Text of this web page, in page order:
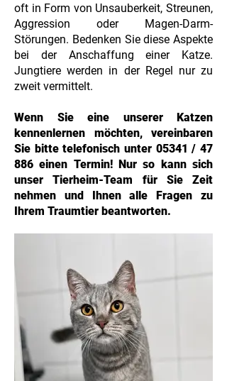
oft in Form von Unsauberkeit, Streunen,
Aggression oder Magen-Darm-
Störungen. Bedenken Sie diese Aspekte
bei der Anschaffung einer Katze.
Jungtiere werden in der Regel nur zu
zweit vermittelt.
Wenn Sie eine unserer Katzen
kennenlernen möchten, vereinbaren
Sie bitte telefonisch unter 05341 / 47
886 einen Termin! Nur so kann sich
unser Tierheim-Team für Sie Zeit
nehmen und Ihnen alle Fragen zu
Ihrem Traumtier beantworten.